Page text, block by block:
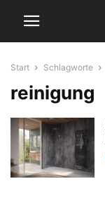
Start Schlagworte
reinigung